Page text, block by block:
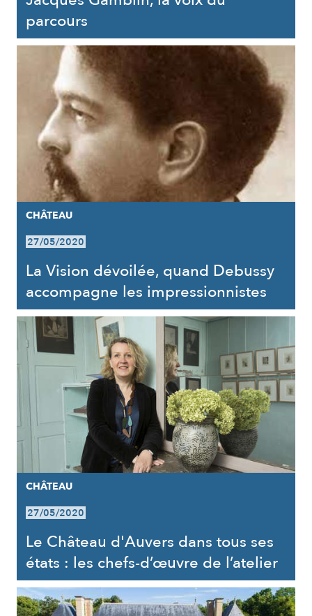
parcours
CHÂTEAU
27/05/2020
La Vision dévoilée, quand Debussy
accompagne les impressionnistes
CHÂTEAU
27/05/2020
Le Château d'Auvers dans tous ses
états : les chefs-d’œuvre de l’atelier